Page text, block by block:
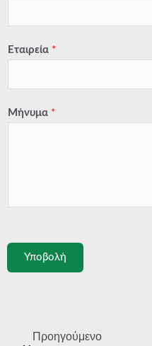
Εταιρεία *
Μήνυμα *
Υποβολή
Προηγούμενο